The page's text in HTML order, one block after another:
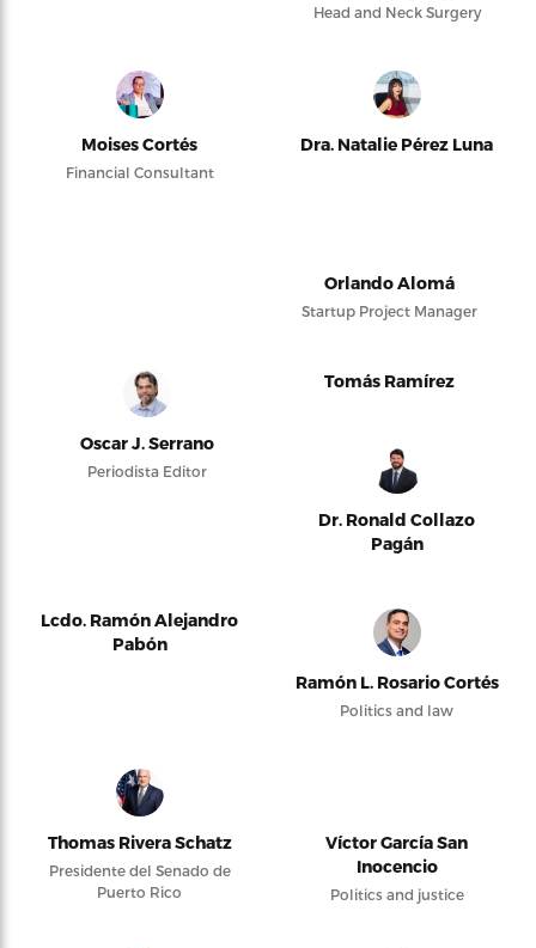
Head and Neck Surgery
Moises Cortés
Financial Consultant
Dra. Natalie Pérez Luna
Orlando Alomá
Startup Project Manager
Oscar J. Serrano
Periodista Editor
Tomás Ramírez
Dr. Ronald Collazo
Pagán
Lcdo. Ramón Alejandro
Pabón
Ramón L. Rosario Cortés
Politics and law
Thomas Rivera Schatz
Presidente del Senado de
Puerto Rico
Víctor García San
Inocencio
Politics and justice